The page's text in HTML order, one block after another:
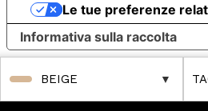
BEIGE
Informativa sulla raccolta
Le tue preferenze